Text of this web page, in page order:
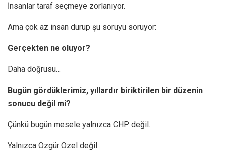
İnsanlar taraf seçmeye zorlanıyor.
Ama çok az insan durup şu soruyu soruyor:
Gerçekten ne oluyor?
Daha doğrusu…
Bugün gördüklerimiz, yıllardır biriktirilen bir düzenin
sonucu değil mi?
Çünkü bugün mesele yalnızca CHP değil.
Yalnızca Özgür Özel değil.